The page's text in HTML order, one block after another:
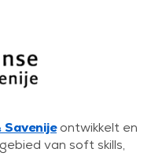
ontwikkelt en
van soft skills,